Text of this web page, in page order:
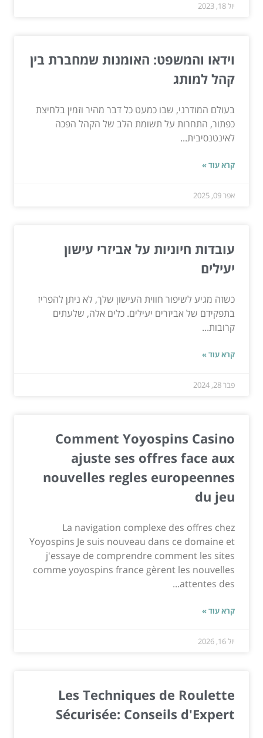
יול 18, 2023
וידאו והמשפט: האומנות שמחברת בין
קהל למותג
בעולם המודרני, שבו כמעט כל דבר מהיר וזמין בלחיצת
כפתור, התחרות על תשומת הלב של הקהל הפכה
לאינטנסיבית...
קרא עוד »
אפר 09, 2025
עובדות חיוניות על אביזרי עישון
יעילים
כשזה מגיע לשיפור חווית העישון שלך, לא ניתן להפריז
בתפקידם של אביזרים יעילים. כלים אלה, שלעתים
קרובות...
קרא עוד »
פבר 28, 2024
Comment Yoyospins Casino
ajuste ses offres face aux
nouvelles regles europeennes
du jeu
La navigation complexe des offres chez
Yoyospins Je suis nouveau dans ce domaine et
j'essaye de comprendre comment les sites
comme yoyospins france gèrent les nouvelles
attentes des...
קרא עוד »
יול 16, 2026
Les Techniques de Roulette
Sécurisée: Conseils d'Expert